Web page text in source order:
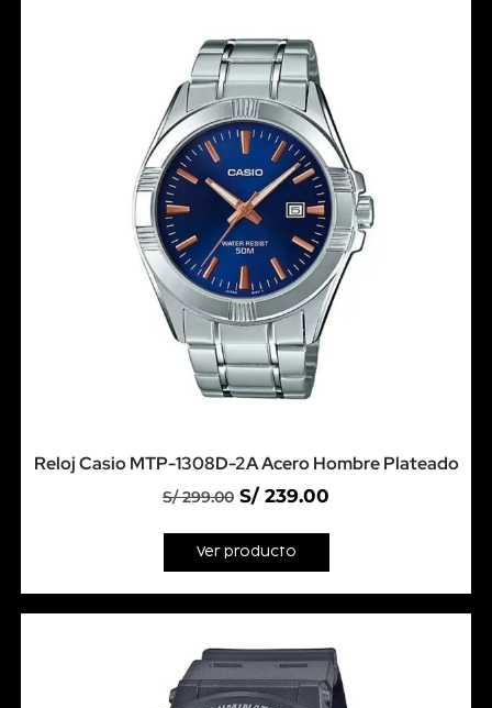
Reloj Casio MTP-1308D-2A Acero Hombre Plateado
S/299.00 S/ 239.00
Ver producto